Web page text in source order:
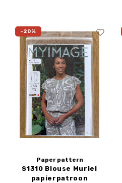
-20%
Paper pattern
S1310 Blouse Muriel
papierpatroon